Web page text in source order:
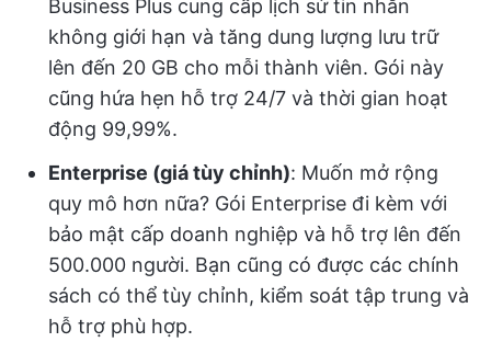
Business Plus cung cấp lịch sử tin nhắn
không giới hạn và tăng dung lượng lưu trữ
lên đến 20 GB cho mỗi thành viên. Gói này
cũng hứa hẹn hỗ trợ 24/7 và thời gian hoạt
động 99,99%.
Enterprise (giá tùy chỉnh): Muốn mở rộng
quy mô hơn nữa? Gói Enterprise đi kèm với
bảo mật cấp doanh nghiệp và hỗ trợ lên đến
500.000 người. Bạn cũng có được các chính
sách có thể tùy chỉnh, kiểm soát tập trung và
hỗ trợ phù hợp.